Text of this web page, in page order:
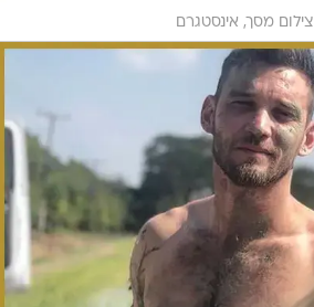
צילום מסך, אינסטגרם